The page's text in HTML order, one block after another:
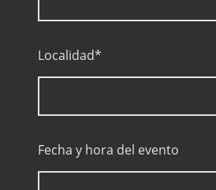
Localidad*
Fecha y hora del evento